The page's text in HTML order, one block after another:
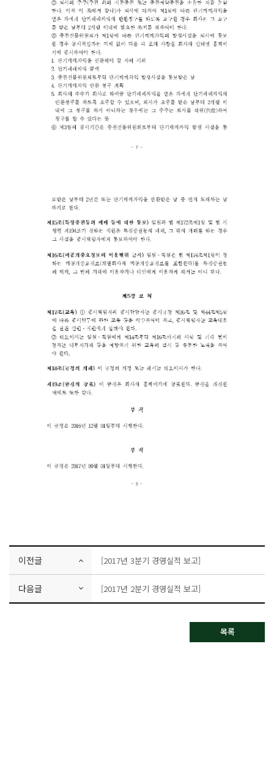
이전글 [2017년 3분기 경영실적 보고]
다음글 [2017년 2분기 경영실적 보고]
목록